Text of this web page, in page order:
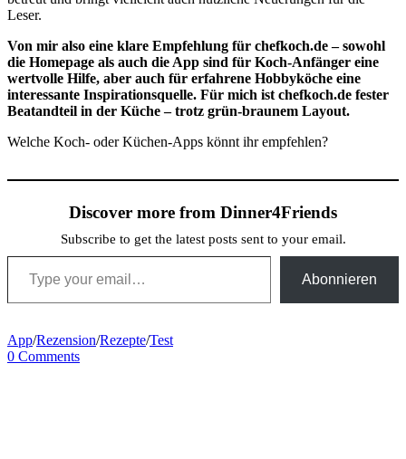
Leser.
Von mir also eine klare Empfehlung für chefkoch.de – sowohl
die Homepage als auch die App sind für Koch-Anfänger eine
wertvolle Hilfe, aber auch für erfahrene Hobbyköche eine
interessante Inspirationsquelle. Für mich ist chefkoch.de fester
Beatandteil in der Küche – trotz grün-braunem Layout.
Welche Koch- oder Küchen-Apps könnt ihr empfehlen?
Discover more from Dinner4Friends
Subscribe to get the latest posts sent to your email.
Type your email…
Abonnieren
App/Rezension/Rezepte/Test
0 Comments